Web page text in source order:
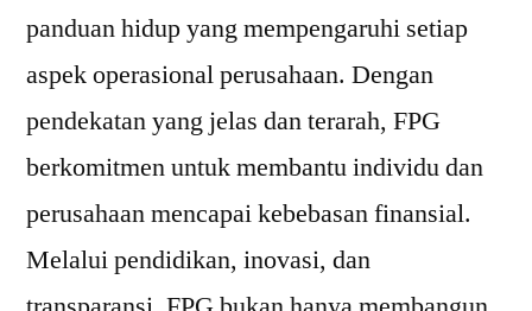
panduan hidup yang mempengaruhi setiap
aspek operasional perusahaan. Dengan
pendekatan yang jelas dan terarah, FPG
berkomitmen untuk membantu individu dan
perusahaan mencapai kebebasan finansial.
Melalui pendidikan, inovasi, dan